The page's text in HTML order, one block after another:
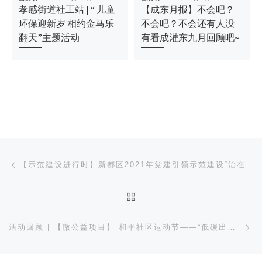
孝感街道社工站 | “ 儿童
环保迎新岁 相约金马乐
翻天”主题活动
【成东月报】不会吧？
不会吧？不会还有人没
有看成灌东九月回顾吧~
文章导航 【示范建设进行时】新都区2021年党建引领示范建设“治在·新”计划书记培训开班了！